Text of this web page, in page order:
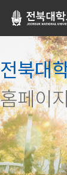
전북대
홈페이